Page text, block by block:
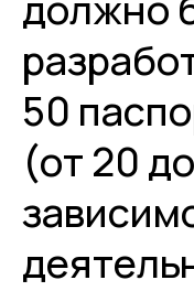
50
(от 20